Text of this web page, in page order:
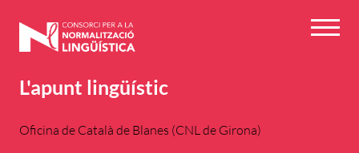
L'apunt lingüístic
Oficina de Català de Blanes (CNL de Girona)